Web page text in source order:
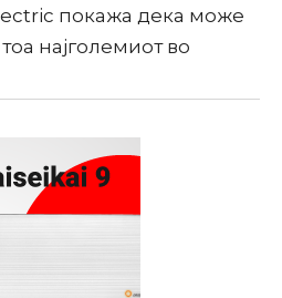
покажа дека може
најголемиот во